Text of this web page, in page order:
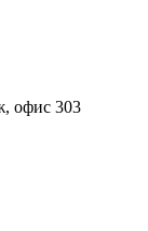
офис 303